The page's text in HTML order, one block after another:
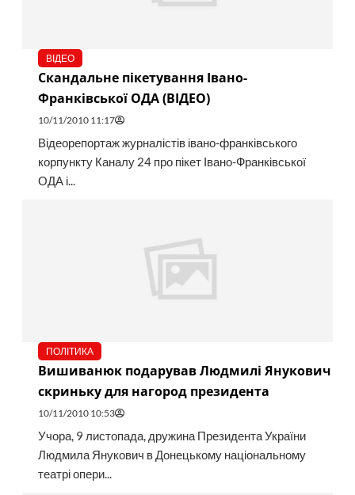
ВІДЕО
Скандальне пікетування Івано-
Франківської ОДА (ВІДЕО)
10/11/2010 11:17
Відеорепортаж журналістів івано-франківського
корпункту Каналу 24 про пікет Івано-Франківської
ОДА і...
ПОЛІТИКА
Вишиванюк подарував Людмилі Янукович
скриньку для нагород президента
10/11/2010 10:53
Учора, 9 листопада, дружина Президента України
Людмила Янукович в Донецькому національному
театрі опери...